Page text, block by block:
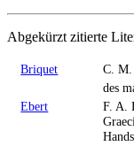
Abgekürzt zitierte
Briquet
C. M.
des
Ebert
F. A.